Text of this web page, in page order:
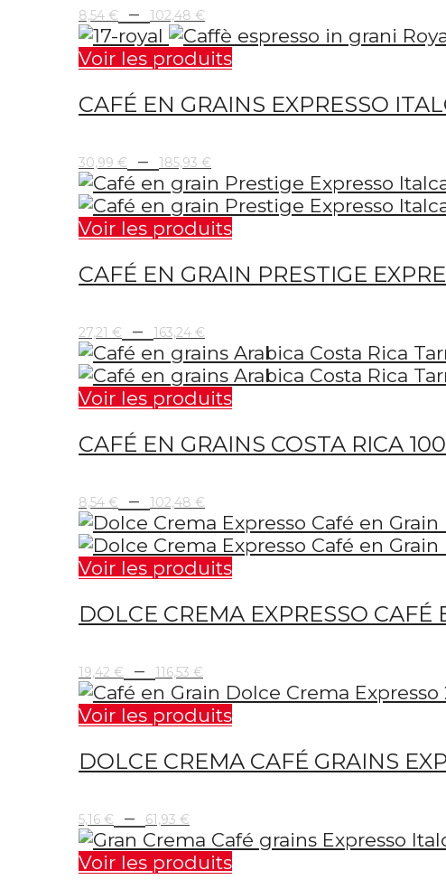
8,54 € – 102,48 €
de
prix :
à
Voir les produits
CAFÉ EN GRAINS EXPRESSO
30,99 € – 185,93 €
de
prix :
30,99 €
185,93 €
Voir les produits
CAFÉ EN GRAIN PRESTIGE
27,21 € – 163,24 €
de
prix :
27,21 €
163,24 €
Voir les produits
CAFÉ EN GRAINS COSTA RICA
8,54 € – 102,48 €
de
prix :
8,54 €
102,48 €
Voir les produits
DOLCE CREMA EXPRESSO CAFÉ
19,42 € – 116,53 €
de
prix :
à
Voir les produits
DOLCE CREMA CAFÉ GRAINS
5,16 € – 61,93 €
de
prix :
Voir les produits